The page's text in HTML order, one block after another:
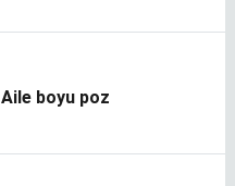
Aile boyu poz